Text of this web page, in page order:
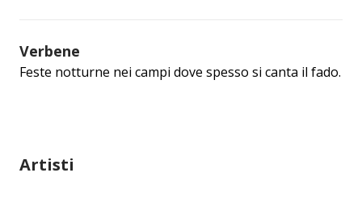
Verbene
Feste notturne nei campi dove spesso si canta il fado.
Artisti